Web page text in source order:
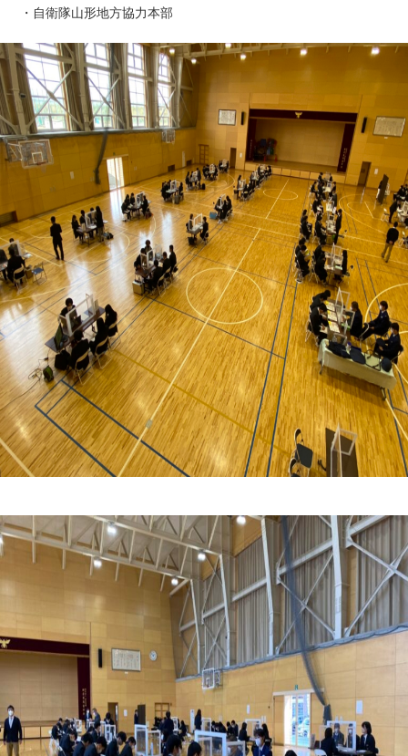
・自衛隊山形地方協力本部